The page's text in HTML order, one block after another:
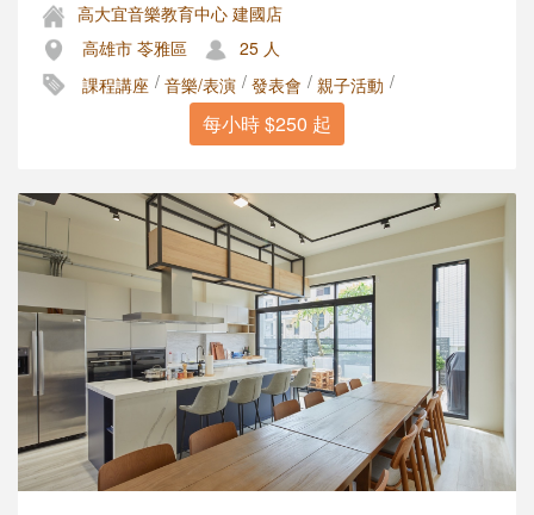
高大宜音樂教育中心 建國店
高雄市 苓雅區
25 人
課程講座 / 音樂/表演 / 發表會 / 親子活動 /
每小時 $250 起